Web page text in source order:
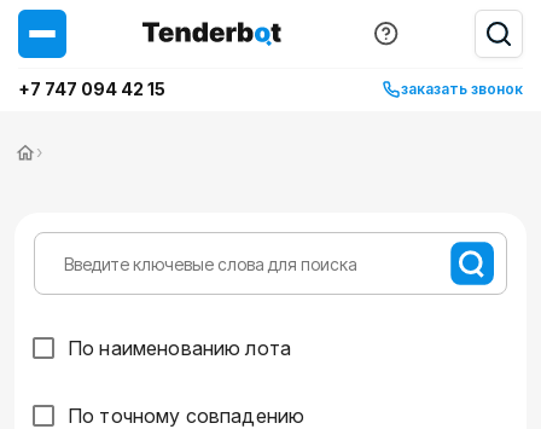
+7 747 094 42 15 заказать звонок
›
По наименованию лота
По точному совпадению